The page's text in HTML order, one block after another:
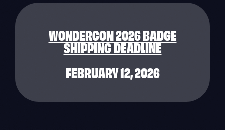
WONDERCON 2026 BADGE
SHIPPING DEADLINE
FEBRUARY 12, 2026